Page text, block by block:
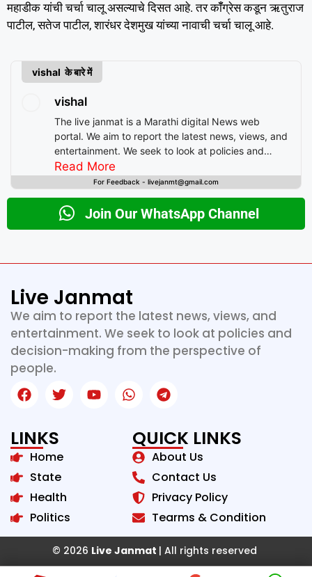
महाडीक यांची चर्चा चालू असल्याचे दिसत आहे. तर कॉँग्रेस कडून ऋतुराज
पाटील, सतेज पाटील, शारंधर देशमुख यांच्या नावाची चर्चा चालू आहे.
vishal के बारे में
vishal
The live janmat is a Marathi digital News web
portal. We aim to report the latest news, views, and
entertainment. We seek to look at policies and
decision-making from the perspective of people.
Read More
For Feedback - livejanmt@gmail.com
Join Our WhatsApp Channel
Live Janmat
We aim to report the latest news, views, and
entertainment. We seek to look at policies and
decision-making from the perspective of
people.
LINKS
Home
State
Health
Politics
QUICK LINKS
About Us
Contact Us
Privacy Policy
Tearms & Condition
© 2026 Live Janmat | All rights reserved